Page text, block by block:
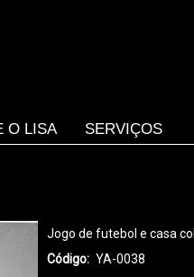
O LISA SERVIÇOS
Jogo de futebol e casa
Código
YA-0038